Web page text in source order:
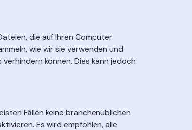
die auf Ihren Computer
wie wir sie verwenden und
können. Dies kann jedoch
Fällen keine branchenüblichen
Es wird empfohlen, alle